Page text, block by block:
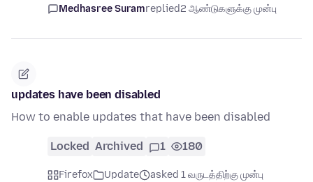
Medhasree Suramreplied2 ஆண்டுகளுக்கு முன்பு
updates have been disabled
How to enable updates that have been disabled
Locked Archived 1 180
Firefox Update
asked 1 வருடத்திற்கு முன்பு